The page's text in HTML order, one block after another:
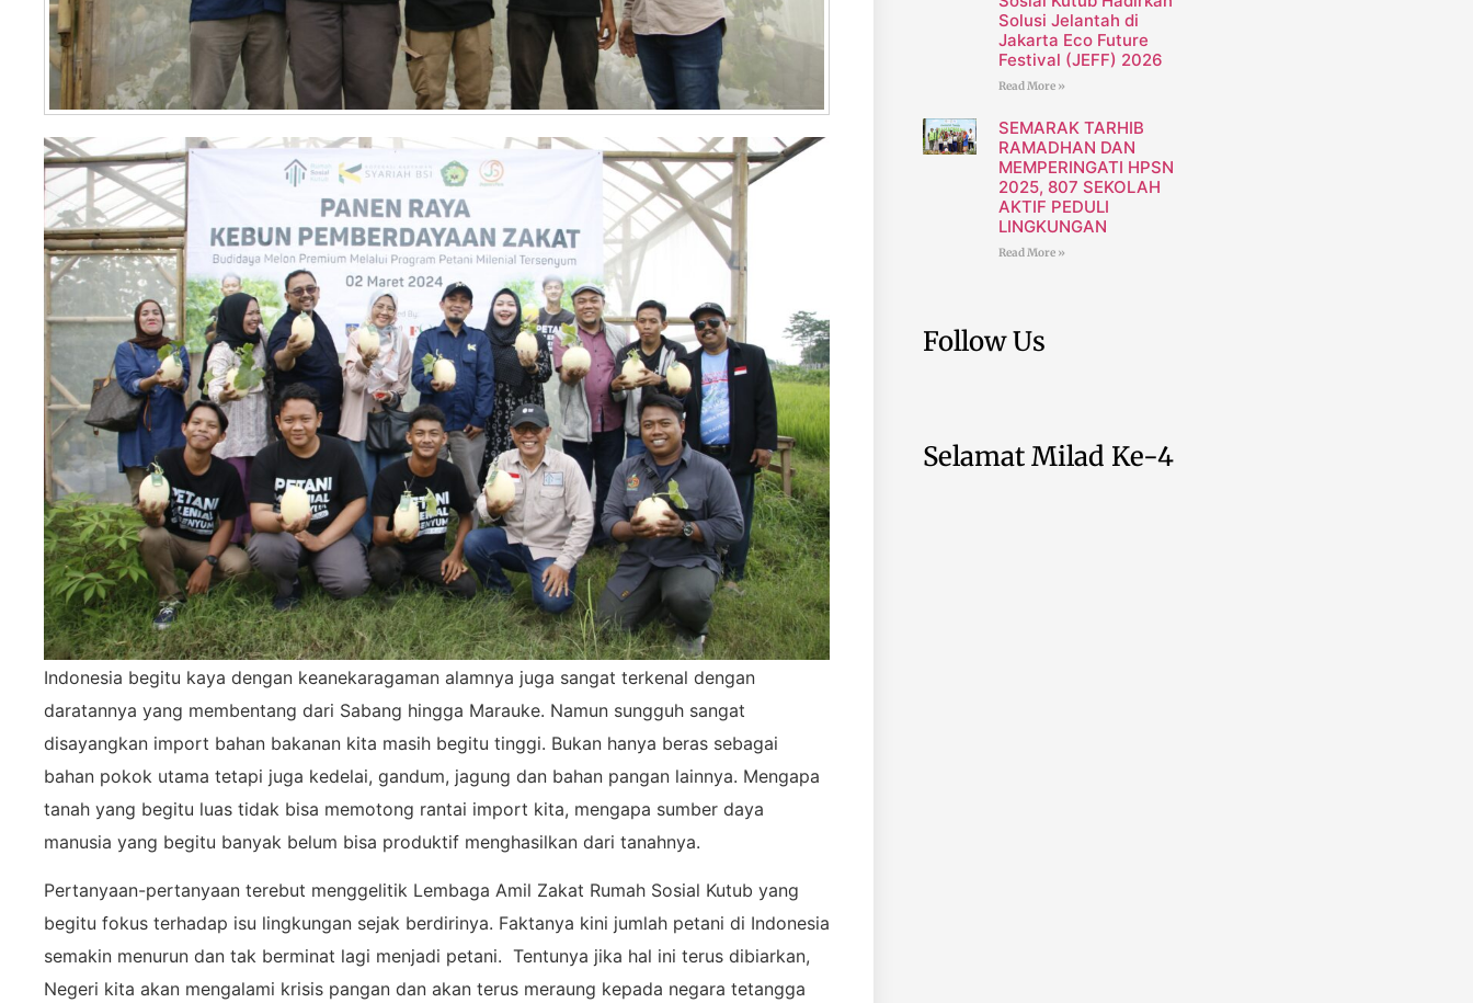
Indonesia begitu kaya dengan keanekaragaman alamnya juga sangat terkenal dengan
daratannya yang membentang dari Sabang hingga Marauke. Namun sungguh sangat
disayangkan import bahan bakanan kita masih begitu tinggi. Bukan hanya beras sebagai
bahan pokok utama tetapi juga kedelai, gandum, jagung dan bahan pangan lainnya. Mengapa
tanah yang begitu luas tidak bisa memotong rantai import kita, mengapa sumber daya
manusia yang begitu banyak belum bisa produktif menghasilkan dari tanahnya.
Pertanyaan-pertanyaan terebut menggelitik Lembaga Amil Zakat Rumah Sosial Kutub yang
begitu fokus terhadap isu lingkungan sejak berdirinya. Faktanya kini jumlah petani di Indonesia
semakin menurun dan tak berminat lagi menjadi petani. Tentunya jika hal ini terus dibiarkan,
Negeri kita akan mengalami krisis pangan dan akan terus meraung kepada negara tetangga
Solusi Jelantah di
Jakarta Eco Future
Festival (JEFF) 2026
Read More »
SEMARAK TARHIB
RAMADHAN DAN
MEMPERINGATI HPSN
2025, 807 SEKOLAH
AKTIF PEDULI
LINGKUNGAN
Read More »
Follow Us
Selamat Milad Ke-4